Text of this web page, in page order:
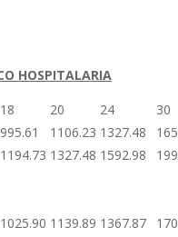
HOSPITALARIA
18 20 24
30
995.61 1106.23 1327.48
1194.73 1327.48 1592.98
1025.90 1139.89 1367.87